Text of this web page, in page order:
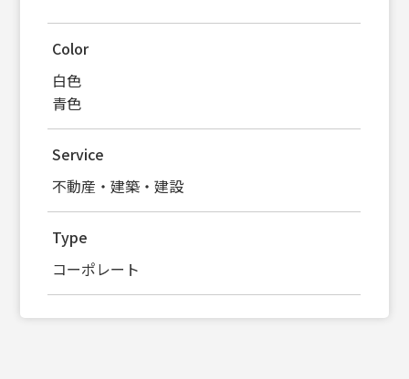
Color
白色
青色
Service
不動産・建築・建設
Type
コーポレート